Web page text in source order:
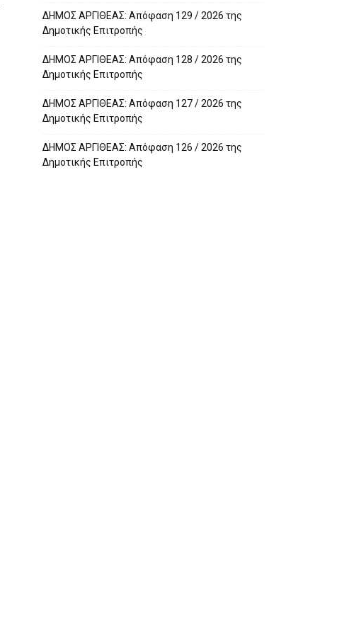
ΔΗΜΟΣ ΑΡΓΙΘΕΑΣ: Απόφαση 129 / 2026 της
Δημοτικής Επιτροπής
ΔΗΜΟΣ ΑΡΓΙΘΕΑΣ: Απόφαση 128 / 2026 της
Δημοτικής Επιτροπής
ΔΗΜΟΣ ΑΡΓΙΘΕΑΣ: Απόφαση 127 / 2026 της
Δημοτικής Επιτροπής
ΔΗΜΟΣ ΑΡΓΙΘΕΑΣ: Απόφαση 126 / 2026 της
Δημοτικής Επιτροπής